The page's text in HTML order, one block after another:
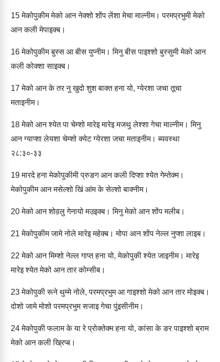
15मेकोपुकीम मेको आन नेक्‍शो शोंप लेंशा मेचा माल्‍नीम। परमप्रभुमी मेको
आन कली मेपाइक्‍ब।
16मेकोपुकीम बुस्‍स आ बीस युप्‍नीम। मिनु बीस पाइश्‍शो बुस्‍सुमी मेको आन
कली कोक्‍शा साइक्‍ब।
17 मेको आन के तर नु खुदो शुश बाक्‍त हना यो, ग्‍येरशा जचा तूचा
मताइनीम।
18मेको आन श्‍येत पा चेम्‍शो मारेइ मारेइ मजथु लेश्‍शा गेचा माल्‍नीम। मिनु
आन ग्‍याप्‍शा लेयशा चेम्‍शो क्‍येट ग्‍येरशा ज‍चा मताइनीम। ब्‍यवस्‍था
२८:३०-३३
19मारदे हना मेकोपुकीमी प्रुङग आन कली दिप्‍शा श्‍येत गेम्‍तेक्‍म।
मेकोपुकीम आन मसेल्‍शो खिं आंम के सेल्‍शो बाक्‍नीम।
20मेको आन शोव़लु गेनायो मउइक्‍ब। मिनु मेको आन शोंप मली‍ब।
21 मेकोपुकीम जामे नोले मारेइ महेक्‍ब। मोपा आन शोंप नेल्‍ल नुप्‍शा लाइब।
22 मेको आन मिम्‍शो नेल्‍ल गाप्‍त हना यो, मेकोपुकी श्‍येत जाइनीम। मारेइ
मारेइ श्येत मेको आन तार कोम्‍सीब।
23मेकोपुकी रूने थुम्‍मे नोले, परमप्रभुम आ गाइश्‍शो मेको आन तार मोइक्‍ब।
दोशो जामे मोशो परमप्रभुम सजाइ गेचा पुंइसीनीम।
24मेकोपुकी फलाम के या रे प्रोक्‍तेक्‍म हना यो, कांसा के ङर पाइश्‍शो ब्राम
मेको आन कली ख्रिप्‍‍ब।